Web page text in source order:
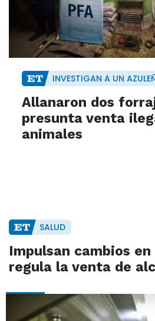
INVESTIGAN A UN
Allanaron dos
presunta venta
animales
SALUD
Impulsan cambios
regula la venta de